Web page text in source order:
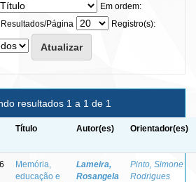
Em ordem:
Resultados/Página
Registro(s):
resultados 1 a 1 de 1
Título Autor(es) Orientador(es)
Memória,
educação e
Lameira,
Rosangela
Pinto, Simone
Rodrigues